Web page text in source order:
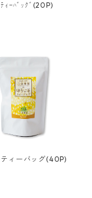
ｨｰﾊﾞｯｸﾞ(20P)
ティーバッグ(40P)